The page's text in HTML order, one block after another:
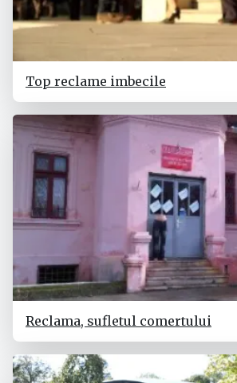
Top reclame imbecile
Reclama, sufletul comertului